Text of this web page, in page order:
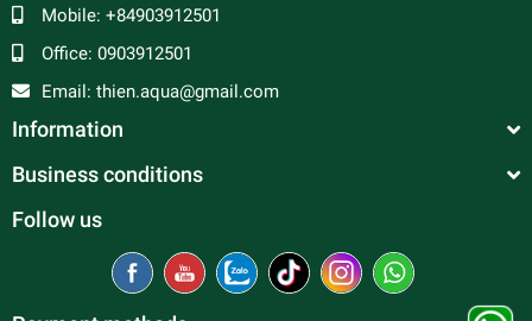
Mobile: +84903912501
Office: 0903912501
Email: thien.aqua@gmail.com
Information
Business conditions
Follow us